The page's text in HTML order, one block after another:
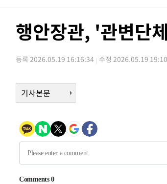
-25126초 전 >[속보]코스닥, 800p 회복…0.26% 오
-25056초 전 >[속보]코스피, 301.88포인트
-24921초 전 > [속보]원·달러 환율, 0.7원 내린
-22520초 전 >"여기 떨어졌다"…다누리, 스페이스X
-19565초 전 >손흥민, 5경기 연속골 실패…LAFC는
-12166초 전 >
내일까지 39도 '펄펄'…기상청 "태풍
-11781초 전 >"美간섭에 합의 지연"…트럼프, '이란
-8301초 전 >[속보]산업장관 "李정부, 원전 반대 안
-6998초 전 >[속보]경찰, '홍명보 선임 논란' 대한축
-6385초 전 >[속보]산업장관 "美무역법 제301조 과
-6178초 전 >[속보]코스피 매도사이드카 발동…4%대
행안장관, '관변단
등록 2026.05.19 16:16:34 수정 2026.05.19
기사본문